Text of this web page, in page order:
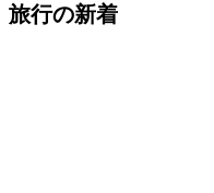
旅行の新着